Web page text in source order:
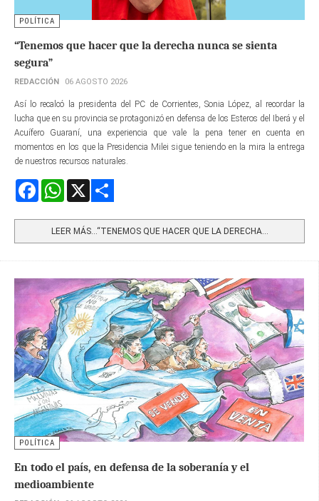
POLÍTICA
“Tenemos que hacer que la derecha nunca se sienta
segura”
REDACCIÓN 06 AGOSTO 2026
Así lo recalcó la presidenta del PC de Corrientes, Sonia López, al recordar la
lucha que en su provincia se protagonizó en defensa de los Esteros del Iberá y el
Acuífero Guaraní, una experiencia que vale la pena tener en cuenta en
momentos en los que la Presidencia Milei sigue teniendo en la mira la entrega
de nuestros recursos naturales.
FacebookWhatsApp
LEER MÁS…“TENEMOS QUE HACER QUE LA DERECHA...
POLÍTICA
En todo el país, en defensa de la soberanía y el
medioambiente